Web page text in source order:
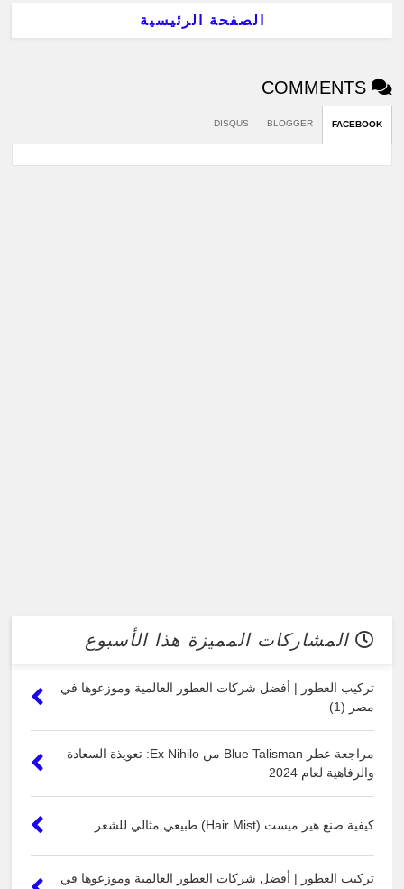
الصفحة الرئيسية
COMMENTS
FACEBOOK
BLOGGER
DISQUS
المشاركات المميزة هذا الأسبوع
تركيب العطور | أفضل شركات العطور العالمية وموزعوها في
مصر (1)
مراجعة عطر Blue Talisman من Ex Nihilo: تعويذة السعادة
والرفاهية لعام 2024
كيفية صنع هير ميست (Hair Mist) طبيعي مثالي للشعر
تركيب العطور | أفضل شركات العطور العالمية وموزعوها في